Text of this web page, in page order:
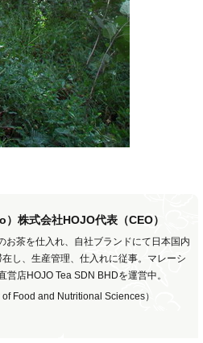
株式会社HOJO代表（CEO）
お茶を仕入れ、自社ブランドにて日本国内
し、生産管理、仕入れに従事。マレーシ
店HOJO Tea SDN BHDを運営中。
Food and Nutritional Sciences）